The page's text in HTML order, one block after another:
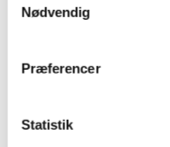
Nødvendig
Præferencer
Statistik
sognegård, mens vi